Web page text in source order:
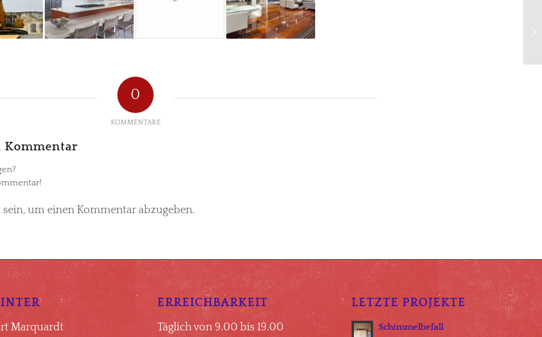
0
KOMMENTARE
Kommentar
sein, um einen Kommentar abzugeben.
Marquardt
ERREICHBARKEIT
Täglich von 9.00 bis 19.00
LETZTE PROJEKTE
Schimmelbefall